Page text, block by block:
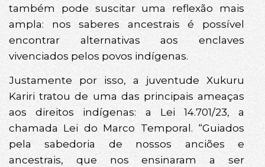
também pode suscitar uma reflexão mais
ampla: nos saberes ancestrais é possível
encontrar alternativas aos enclaves
vivenciados pelos povos indígenas.
Justamente por isso, a juventude Xukuru
Kariri tratou de uma das principais ameaças
aos direitos indígenas: a Lei 14.701/23, a
chamada Lei do Marco Temporal. “Guiados
pela sabedoria de nossos anciões e
ancestrais, que nos ensinaram a ser